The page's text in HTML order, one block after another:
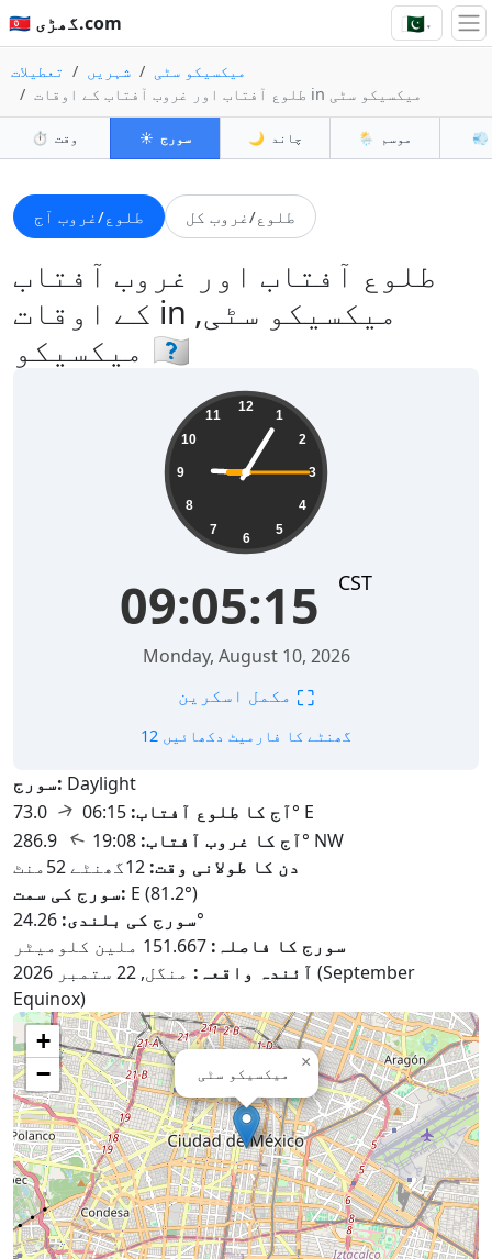
🇵🇰 گھڑی.com 🇵🇰▾
تعطیلات شہریں
میکسیکو سٹی
طلوع آفتاب اور غروب آفتاب کے اوقات in میکسیکو سٹی
⏱️ وقت ☀️ سورج 🌙 چاند 🌦️ موسم 💨
طلوع/غروب آج طلوع/غروب کل
طلوع آفتاب اور غروب آفتاب
کے اوقات in میکسیکو سٹی,
میکسیکو 🇲🇽
12
1
2
3
4
5
6
7
8
9
10
11
09:05:16 CST
Monday, August 10, 2026
⛶
12 گھنٹے کا فارمیٹ دکھائیں
سورج: Daylight
آج کا طلوع آفتاب: 06:15
↑
73.0° E
آج کا غروب آفتاب: 19:08
↑
286.9° NW
دن کا طولانی وقت: 12گھنٹے 52منٹ
سورج کی سمت: E (81.2°)
سورج کی بلندی:24.26°
سورج کا فاصلہ:
آئندہ واقعہ:
منگل, 22 ستمبر 2026 (September
Equinox)
میکسیکو سٹی
×
+
−